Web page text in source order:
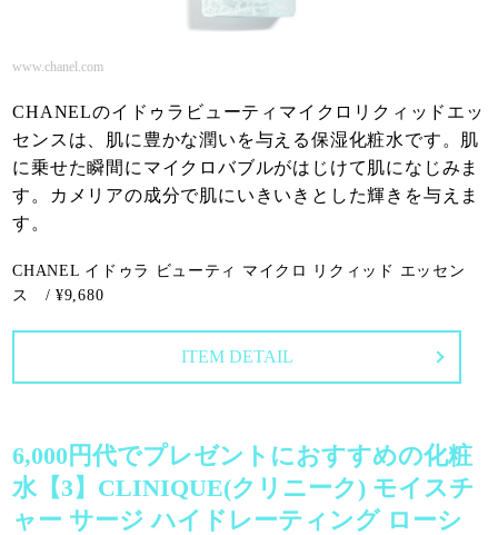
www.chanel.com
CHANELのイドゥラビューティマイクロリクィッドエッ
センスは、肌に豊かな潤いを与える保湿化粧水です。肌
に乗せた瞬間にマイクロバブルがはじけて肌になじみま
す。カメリアの成分で肌にいきいきとした輝きを与えま
す。
CHANEL イドゥラ ビューティ マイクロ リクィッド エッセン
ス / ¥9,680
ITEM DETAIL
6,000円代でプレゼントにおすすめの化粧
水【3】CLINIQUE(クリニーク) モイスチ
ャー サージ ハイドレーティング ローシ